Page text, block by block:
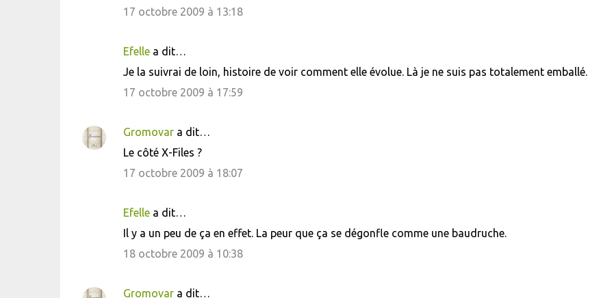
17 octobre 2009 à 13:18
Efellea dit…
Je la suivrai de loin, histoire de voir comment elle évolue. Là je ne suis pas totalement emballé.
17 octobre 2009 à 17:59
Gromovara dit…
Le côté X-Files ?
17 octobre 2009 à 18:07
Efellea dit…
Il y a un peu de ça en effet. La peur que ça se dégonfle comme une baudruche.
18 octobre 2009 à 10:38
Gromovara dit…